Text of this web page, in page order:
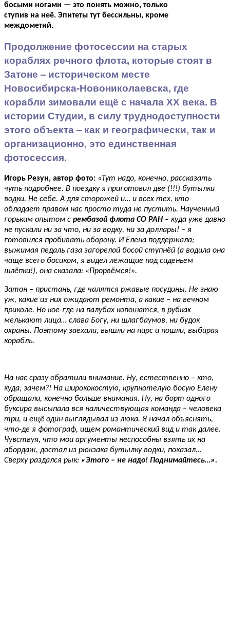
босыми ногами — это понять можно, только
ступив на неё. Эпитеты тут бессильны, кроме
междометий.
Продолжение фотосессии на старых
кораблях речного флота, которые стоят в
Затоне – историческом месте
Новосибирска-Новониколаевска, где
корабли зимовали ещё с начала ХХ века. В
истории Студии, в силу труднодоступности
этого объекта – как и географически, так и
организационно, это единственная
фотосессия.
Игорь Резун, автор фото: «Тут надо, конечно, рассказать
чуть подробнее. В поездку я приготовил две (!!!) бутылки
водки. Не себе. А для сторожей и… и всех тех, кто
обладает правом нас просто туда не пустить. Наученный
горьким опытом с рембазой флота СО РАН – куда уже давно
не пускали ни за что, ни за водку, ни за доллары! – я
готовился пробивать оборону. И Елена поддержала;
выжимая педаль газа загорелой босой ступнёй (а водила она
чаще всего босиком, я видел лежащие под сиденьем
шлёпки!), она сказала: «Прорвёмся!».
Затон – пристань, где чалятся ржавые посудины. Не знаю
уж, какие из них ожидают ремонта, а какие – на вечном
приколе. Но кое-где на палубах копошатся, в рубках
мелькают лица… слава Богу, ни шлагбаумов, ни будок
охраны. Поэтому заехали, вышли на пирс и пошли, выбирая
корабль.
На нас сразу обратили внимание. Ну, естественно – кто,
куда, зачем?! На ширококостую, крупнотелую босую Елену
обращали, конечно больше внимания. Ну, на борт одного
буксира высыпала вся наличествующая команда – человека
три, и ещё один выглядывал из люка. Я начал объяснять,
что-де я фотограф, ищем романтический вид и так далее.
Чувствуя, что мои аргументы неспособны взять их на
абордаж, достал из рюкзака бутылку водки, показал…
Сверху раздался рык: «Этого – не надо! Поднимайтесь…».